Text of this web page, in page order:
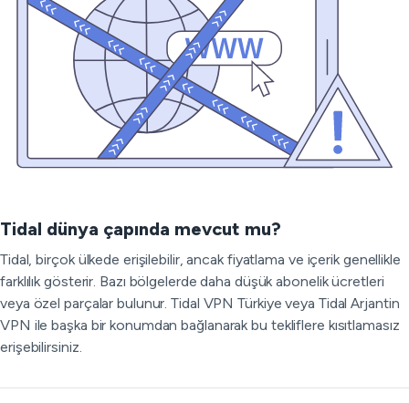
Tidal dünya çapında mevcut mu?
Tidal, birçok ülkede erişilebilir, ancak fiyatlama ve içerik genellikle
farklılık gösterir. Bazı bölgelerde daha düşük abonelik ücretleri
veya özel parçalar bulunur. Tidal VPN Türkiye veya Tidal Arjantin
VPN ile başka bir konumdan bağlanarak bu tekliflere kısıtlamasız
erişebilirsiniz.